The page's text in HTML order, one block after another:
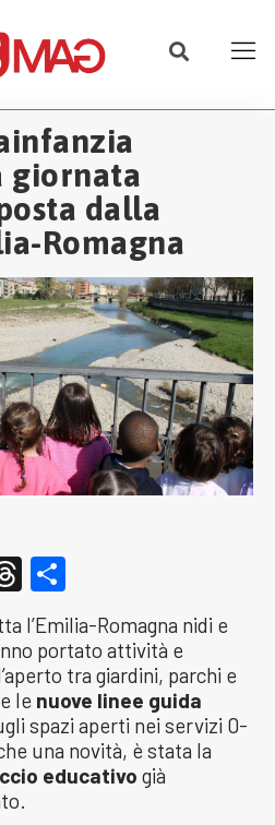
giornata
dalla
Romagna
Threads
l’Emilia-Romagna nidi e
portato attività e
tra giardini, parchi e
le nuove linee guida
spazi aperti nei servizi 0-
una novità, è stata la
educativo già